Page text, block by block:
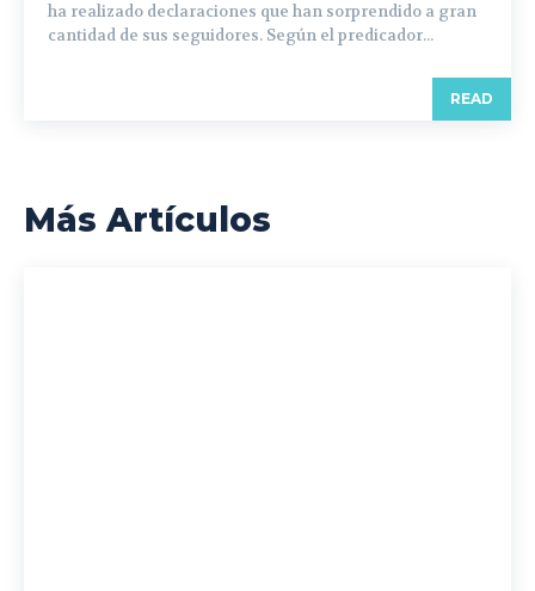
ha realizado declaraciones que han sorprendido a gran
cantidad de sus seguidores. Según el predicador...
READ
Más Artículos